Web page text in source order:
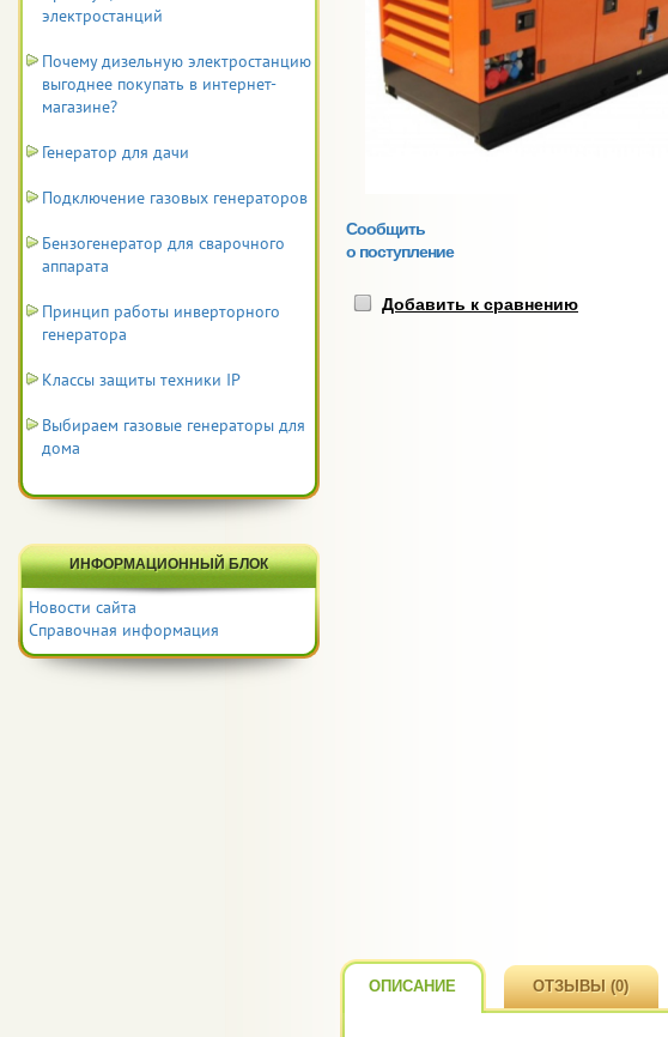
Сообщить
о поступление
Добавить к сравнению
ОПИСАНИЕ ОТЗЫВЫ (0)
электростанций
Почему дизельную электростанцию
выгоднее покупать в интернет-
магазине?
Генератор для дачи
Подключение газовых генераторов
Бензогенератор для сварочного
аппарата
Принцип работы инверторного
генератора
Классы защиты техники IP
Выбираем газовые генераторы для
дома
ИНФОРМАЦИОННЫЙ БЛОК
Новости сайта
Справочная информация